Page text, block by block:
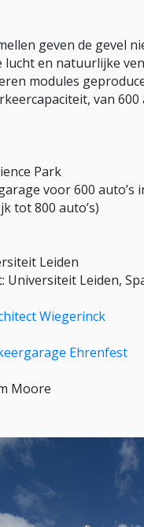
geven de gevel
en natuurlijke
modules
van 600
Park
voor 600
tot 800 auto’s)
Leiden
Universiteit Leiden,
Wiegerinck
Ehrenfest
Moore